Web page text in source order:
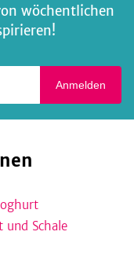
wöchentlichen
Anmelden
und Schale